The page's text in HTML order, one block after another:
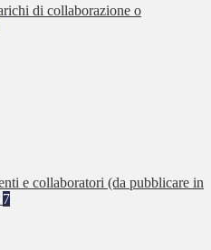
di collaborazione o
e collaboratori (da pubblicare in
7